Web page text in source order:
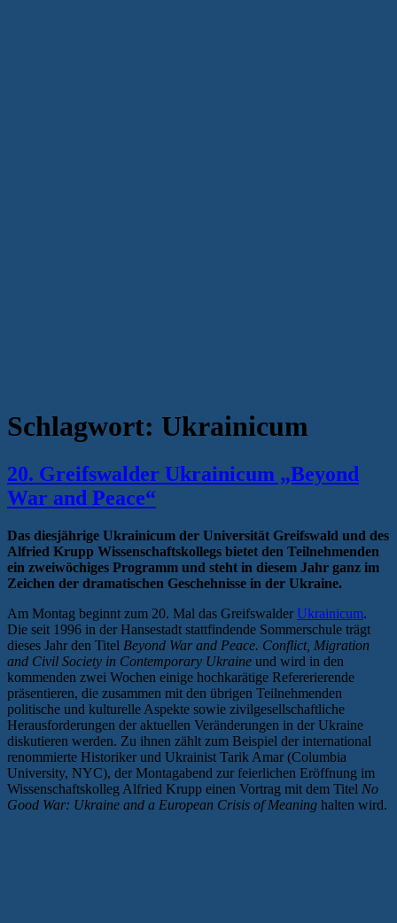
Schlagwort: Ukrainicum
20. Greifswalder Ukrainicum „Beyond
War and Peace“
Das diesjährige Ukrainicum der Universität Greifswald und des
Alfried Krupp Wissenschaftskollegs bietet den Teilnehmenden
ein zweiwöchiges Programm und steht in diesem Jahr ganz im
Zeichen der dramatischen Geschehnisse in der Ukraine.
Am Montag beginnt zum 20. Mal das Greifswalder Ukrainicum.
Die seit 1996 in der Hansestadt stattfindende Sommerschule trägt
dieses Jahr den Titel Beyond War and Peace. Conflict, Migration
and Civil Society in Contemporary Ukraine und wird in den
kommenden zwei Wochen einige hochkarätige Refererierende
präsentieren, die zusammen mit den übrigen Teilnehmenden
politische und kulturelle Aspekte sowie zivilgesellschaftliche
Herausforderungen der aktuellen Veränderungen in der Ukraine
diskutieren werden. Zu ihnen zählt zum Beispiel der international
renommierte Historiker und Ukrainist Tarik Amar (Columbia
University, NYC), der Montagabend zur feierlichen Eröffnung im
Wissenschaftskolleg Alfried Krupp einen Vortrag mit dem Titel No
Good War: Ukraine and a European Crisis of Meaning halten wird.